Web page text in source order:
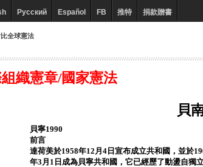
Русский Español FB 推特 捐款贈書
全球憲法
織憲章/國家憲法
貝
貝寧1990
前言
達荷美於1958年12月4日宣布成立共和國，並於
年3月1日成為貝寧共和國，它已經歷了動盪自獨